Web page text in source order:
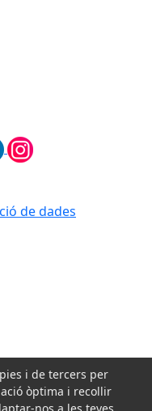
de dades
i de tercers per
òptima i recollir